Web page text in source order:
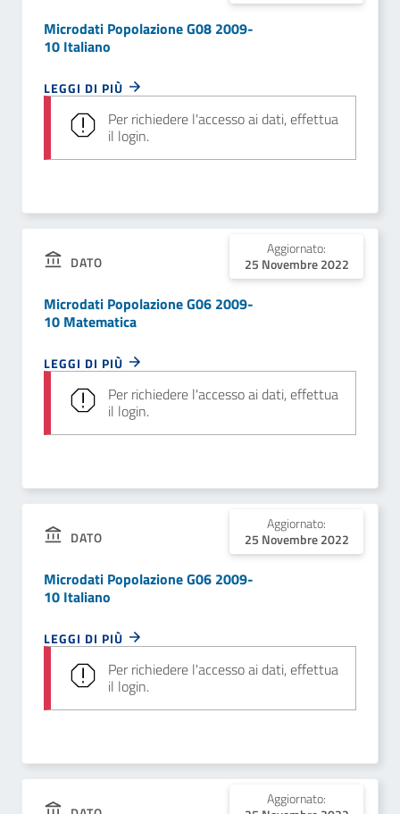
Microdati Popolazione G08 2009-
10 Italiano
LEGGI DI PIÙ
Per richiedere l'accesso ai dati, effettua
il login.
DATO
Aggiornato:
25 Novembre 2022
Microdati Popolazione G06 2009-
10 Matematica
LEGGI DI PIÙ
Per richiedere l'accesso ai dati, effettua
il login.
DATO
Aggiornato:
25 Novembre 2022
Microdati Popolazione G06 2009-
10 Italiano
LEGGI DI PIÙ
Per richiedere l'accesso ai dati, effettua
il login.
Aggiornato: